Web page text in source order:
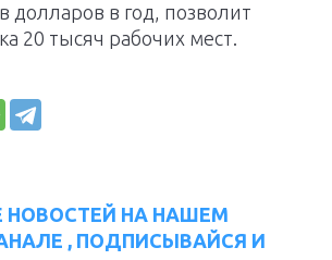
долларов в год, позволит
20 тысяч рабочих мест.
НА НАШЕМ
, ПОДПИСЫВАЙСЯ И